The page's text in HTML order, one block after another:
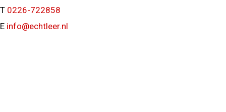
T 0226-722858
E info@echtleer.nl